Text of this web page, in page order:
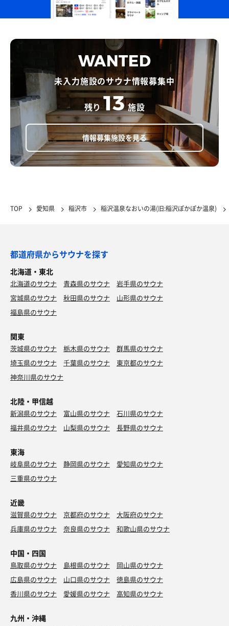
WANTED
未入力施設のサウナ情報募集中
残り 13 施設
情報募集施設を見る
TOP 愛知県 稲沢市 稲沢温泉なおいの湯(旧:稲沢ぽかぽか温泉)
都道府県からサウナを探す
北海道・東北
北海道のサウナ 青森県のサウナ
岩手県のサウナ
宮城県のサウナ
秋田県のサウナ
山形県のサウナ
福島県のサウナ
関東
茨城県のサウナ 栃木県のサウナ
群馬県のサウナ
埼玉県のサウナ
千葉県のサウナ
東京都のサウナ
神奈川県のサウナ
北陸・甲信越
新潟県のサウナ 富山県のサウナ
石川県のサウナ
福井県のサウナ
山梨県のサウナ 長野県のサウナ
東海
岐阜県のサウナ 静岡県のサウナ
愛知県のサウナ
三重県のサウナ
近畿
滋賀県のサウナ 京都府のサウナ
大阪府のサウナ
兵庫県のサウナ
奈良県のサウナ 和歌山県のサウナ
中国・四国
鳥取県のサウナ 島根県のサウナ
岡山県のサウナ
広島県のサウナ
山口県のサウナ
徳島県のサウナ
香川県のサウナ
愛媛県のサウナ 高知県のサウナ
九州・沖縄